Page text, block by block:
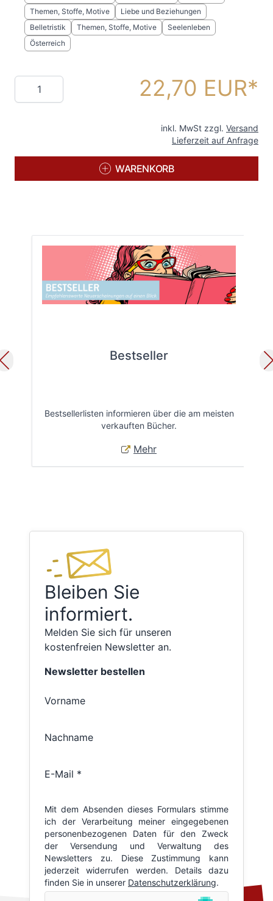
Themen, Stoffe, Motive
Liebe und Beziehungen
Belletristik
Themen, Stoffe, Motive
Seelenleben
Österreich
Menge 22,70 EUR
inkl. MwSt zzgl. Versand
Lieferzeit auf Anfrage
WARENKORB
Bestseller
Bestsellerlisten informieren über die am meisten
verkauften Bücher.
Mehr
Bleiben Sie
informiert.
Melden Sie sich für unseren
kostenfreien Newsletter an.